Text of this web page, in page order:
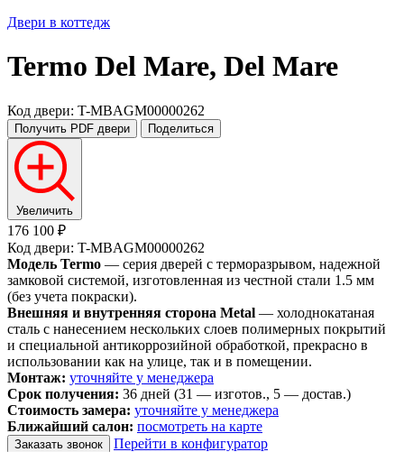
Двери в коттедж
Termo Del Mare, Del Mare
Код двери: T-MBAGM00000262
Получить PDF двери Поделиться
Увеличить
176 100 ₽
Код двери: T-MBAGM00000262
Модель Termo — серия дверей с терморазрывом, надежной
замковой системой, изготовленная из честной стали 1.5 мм
(без учета покраски).
Внешняя и внутренняя сторона Metal — холоднокатаная
сталь с нанесением нескольких слоев полимерных покрытий
и специальной антикоррозийной обработкой, прекрасно в
использовании как на улице, так и в помещении.
Монтаж: уточняйте у менеджера
Срок получения: 36 дней (31 — изготов., 5 — достав.)
Стоимость замера: уточняйте у менеджера
Ближайший салон: посмотреть на карте
Заказать звонок
Перейти в конфигуратор